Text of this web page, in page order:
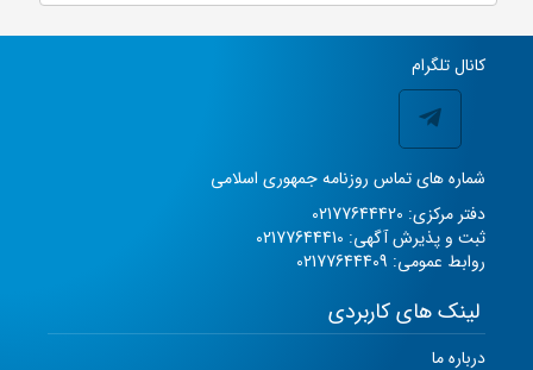
کانال تلگرام
شماره های تماس روزنامه جمهوری اسلامی
دفتر مرکزی: 02177644420
ثبت و پذیرش آگهی: 02177644410
روابط عمومی: 02177644409
لینک های کاربردی
درباره ما